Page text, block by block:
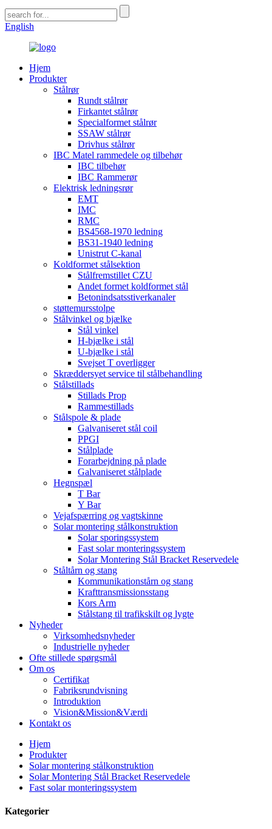
English
Hjem
Produkter
Stålrør
Rundt stålrør
Firkantet stålrør
Specialformet stålrør
SSAW stålrør
Drivhus stålrør
IBC Matel rammedele og tilbehør
IBC tilbehør
IBC Rammerør
Elektrisk ledningsrør
EMT
IMC
RMC
BS4568-1970 ledning
BS31-1940 ledning
Unistrut C-kanal
Koldformet stålsektion
Stålfremstillet CZU
Andet formet koldformet stål
Betonindsatsstiverkanaler
støttemursstolpe
Stålvinkel og bjælke
Stål vinkel
H-bjælke i stål
U-bjælke i stål
Svejset T overligger
Skræddersyet service til stålbehandling
Stålstillads
Stillads Prop
Rammestillads
Stålspole & plade
Galvaniseret stål coil
PPGI
Stålplade
Forarbejdning på plade
Galvaniseret stålplade
Hegnspæl
T Bar
Y Bar
Vejafspærring og vagtskinne
Solar montering stålkonstruktion
Solar sporingssystem
Fast solar monteringssystem
Solar Montering Stål Bracket Reservedele
Ståltårn og stang
Kommunikationstårn og stang
Krafttransmissionsstang
Kors Arm
Stålstang til trafikskilt og lygte
Nyheder
Virksomhedsnyheder
Industrielle nyheder
Ofte stillede spørgsmål
Om os
Certifikat
Fabriksrundvisning
Introduktion
Vision&Mission&Værdi
Kontakt os
Hjem
Produkter
Solar montering stålkonstruktion
Solar Montering Stål Bracket Reservedele
Fast solar monteringssystem
Kategorier